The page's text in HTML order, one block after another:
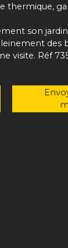
thermique,
son
des
visite. Réf